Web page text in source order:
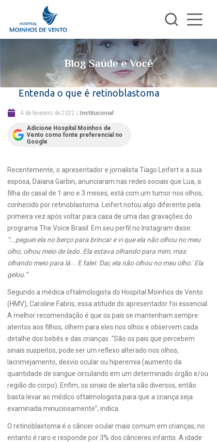
Blog Saúde e Você
Entenda o que é retinoblastoma
4 de fevereiro de 2022 | Institucional
Adicione Hospital Moinhos de
Vento como fonte preferencial no
Google
Recentemente, o apresentador e jornalista Tiago Leifert e a sua
esposa, Daiana Garbin, anunciaram nas redes sociais que Lua, a
filha do casal de 1 ano e 3 meses, está com um tumor nos olhos,
conhecido por retinoblastoma. Leifert notou algo diferente pela
primeira vez após voltar para casa de uma das gravações do
programa The Voice Brasil. Em seu perfil no Instagram disse:
“...peguei ela no berço para brincar e vi que ela não olhou no meu
olho, olhou meio de lado. Ela estava olhando para mim, mas
olhando meio para lá... E falei: 'Dai, ela não olhou no meu olho.' Ela
gelou.”
Segundo a médica oftalmologista do Hospital Moinhos de Vento
(HMV), Caroline Fabris, essa atitude do apresentador foi essencial.
A melhor recomendação é que os pais se mantenham sempre
atentos aos filhos, olhem para eles nos olhos e observem cada
detalhe dos bebês e das crianças. “São os pais que percebem
sinais suspeitos, pode ser um reflexo alterado nos olhos,
lacrimejamento, desvio ocular ou hiperemia (aumento da
quantidade de sangue circulando em um determinado órgão e/ou
região do corpo). Enfim, os sinais de alerta são diversos, então
basta levar ao médico oftalmologista para que a criança seja
examinada minuciosamente”, indica.
O retinoblastoma é o câncer ocular mais comum em crianças, no
entanto é raro e responde por 3% dos cânceres infantis. A idade